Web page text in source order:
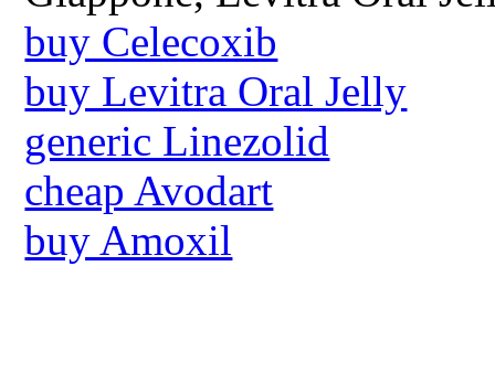
buy Celecoxib
buy Levitra Oral Jelly
generic Linezolid
cheap Avodart
buy Amoxil